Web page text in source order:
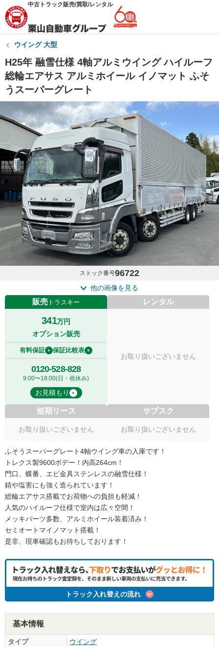
中古トラック販売/買取/レンタル
ウイング 大型
H25年 融雪仕様 4軸アルミウイング ハイルーフ
総輪エアサス アルミホイール イノマット ふそ
うスーパーグレート
ストック番号96722
他の画像を見る
販売 トラスキー
341万円
オプション販売
有料保証 保証比較表
0120-528-828
9:00〜18:00(日・祝休み)
お見積もり
レンタル
お取り扱いございません
短期リース
お取り扱いございません
サブスク
お取り扱いございません
ふそうスーパーグレート4軸ウイング車の入庫です！
トレクス製9600ボデー！内高264cm！
門口、蝶番、エビ金具ステンレスの融雪仕様！
錆や塩害にも強く造られています！
総輪エアサス搭載でお荷物への負担も軽減！
人気のハイルーフ仕様で室内は広々空間！
メッキパーツ多数、アルミホイール装着済み！
セミオートマイノマット搭載！
是非、現車確認もお待ちしております！
トラック入れ替えの流れ
基本情報
タイプ
ウイング